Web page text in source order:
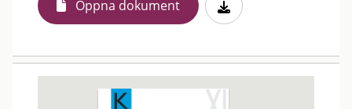
Öppna dokument